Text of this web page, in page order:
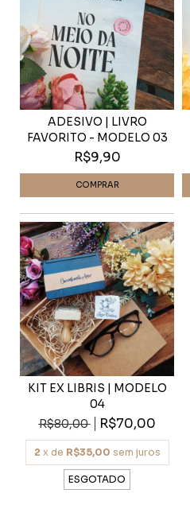
ADESIVO | LIVRO
FAVORITO - MODELO 03
R$9,90
KIT EX LIBRIS | MODELO
04
R$80,00
R$70,00
2 x de R$35,00 sem juros
ESGOTADO